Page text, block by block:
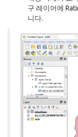
구 레이어에
니다.